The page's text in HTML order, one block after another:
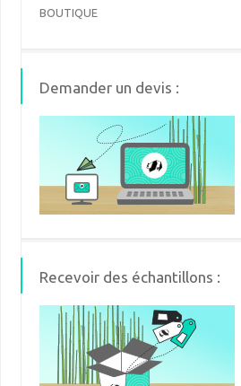
BOUTIQUE
Demander un devis :
Recevoir des échantillons :